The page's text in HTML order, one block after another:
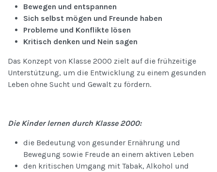
Bewegen und entspannen
Sich selbst mögen und Freunde haben
Probleme und Konflikte lösen
Kritisch denken und Nein sagen
Das Konzept von Klasse 2000 zielt auf die frühzeitige
Unterstützung, um die Entwicklung zu einem gesunden
Leben ohne Sucht und Gewalt zu fördern.
Die Kinder lernen durch Klasse 2000:
die Bedeutung von gesunder Ernährung und
Bewegung sowie Freude an einem aktiven Leben
den kritischen Umgang mit Tabak, Alkohol und